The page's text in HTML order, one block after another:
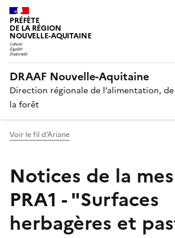
PRÉFÈTE
DE LA RÉGION
NOUVELLE-AQUITAINE
DRAAF Nouvelle-Aquitaine
Direction régionale de l’alimentation,
la forêt
Voir le fil d'Ariane
Notices de la
PRA1 - "Surfaces
herbagères et